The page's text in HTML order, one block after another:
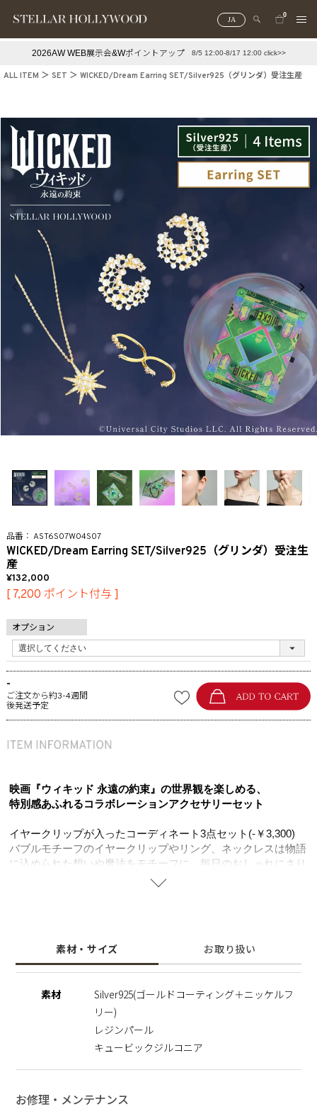
JA
0
2026AW WEB展示会&Wポイントアップ 8/5 12:00-8/17 12:00 click>>
ALL ITEM SET WICKED/Dream Earring SET/Silver925（グリンダ）受注生産
AST6S07W04S07
WICKED/Dream Earring SET/Silver925（グリンダ）受注生
産
132,000
[ 7,200 ポイント付与 ]
オプション
-
ご注文から約3-4週間
後発送予定
映画『ウィキッド 永遠の約束』の世界観を楽しめる、
特別感あふれるコラボレーションアクセサリーセット
イヤークリップが入ったコーディネート3点セット(-￥3,300)
バブルモチーフのイヤークリップやリング、ネックレスは物語
に込められた想いや魔法をモチーフに、毎日のおしゃれにさり
げない特別感をプラスします。
オリジナルの限定BOXに入れてお届けする、『WICKED』の
世界を深く愛する人のための特別なコレクションセットです。
ここでしか手に入らない限定ショッパーを、オプション
（1,045円税込）でご用意しております。贈り物の際にもぜひ
・WICKED/バブルパールイヤークリップ/Silver925（グリン
・WICKED/バブルネックレス/Silver925（グリンダ）
素材・サイズ お取り扱い
素材
Silver925(ゴールドコーティング＋ニッケルフ
リー)
レジンパール
キュービックジルコニア
お修理・メンテナンス